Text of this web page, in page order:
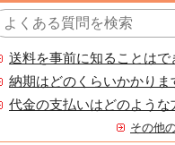
送料を事前に知ることはで
納期はどのくらいかかりま
その他